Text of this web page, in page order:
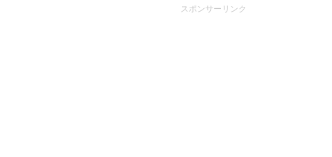
スポンサーリンク